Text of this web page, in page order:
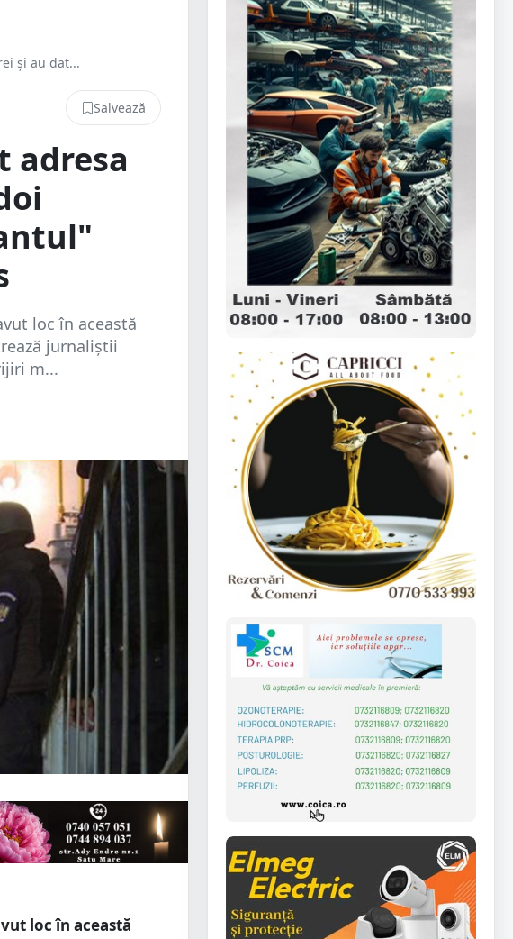
și au dat...
Salvează
adresa
loc în această
jurnaliștii
m...
loc în această